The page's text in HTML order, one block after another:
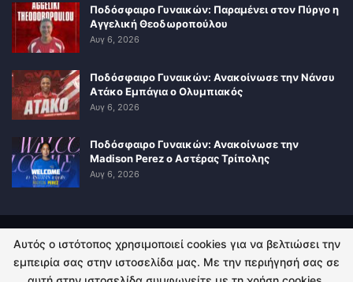
Ποδόσφαιρο Γυναικών: Παραμένει στον Πύργο η
Αγγελική Θεοδωροπούλου
Αυγ 6, 2026
Ποδόσφαιρο Γυναικών: Ανακοίνωσε την Νάνσυ
Ατάκο Εμπάγια ο Ολυμπιακός
Αυγ 6, 2026
Ποδόσφαιρο Γυναικών: Ανακοίνωσε την
Madison Perez ο Αστέρας Τρίπολης
Αυγ 6, 2026
ΠΟΛΙΤΙΚΗ ΑΠΟΡΡΗΤΟΥ ΕΠΙΚΟΙΝΩΝΙΑ
Αυτός ο ιστότοπος χρησιμοποιεί cookies για να βελτιώσει την
εμπειρία σας στην ιστοσελίδα μας. Με την περιήγησή σας σε